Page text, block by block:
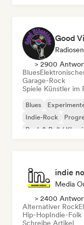
Good
> 2900
Blues
Garage-Rock
Spiele Künstler im
Blues
Indie-Rock
Rock & Roll /
indie
Media
> 2400
Alternativer Rock
Hip-HopIndie-Folk
Schreibe Artikel